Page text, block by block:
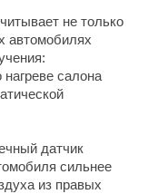
не только
автомобилях
салона
датчик
сильнее
из правых